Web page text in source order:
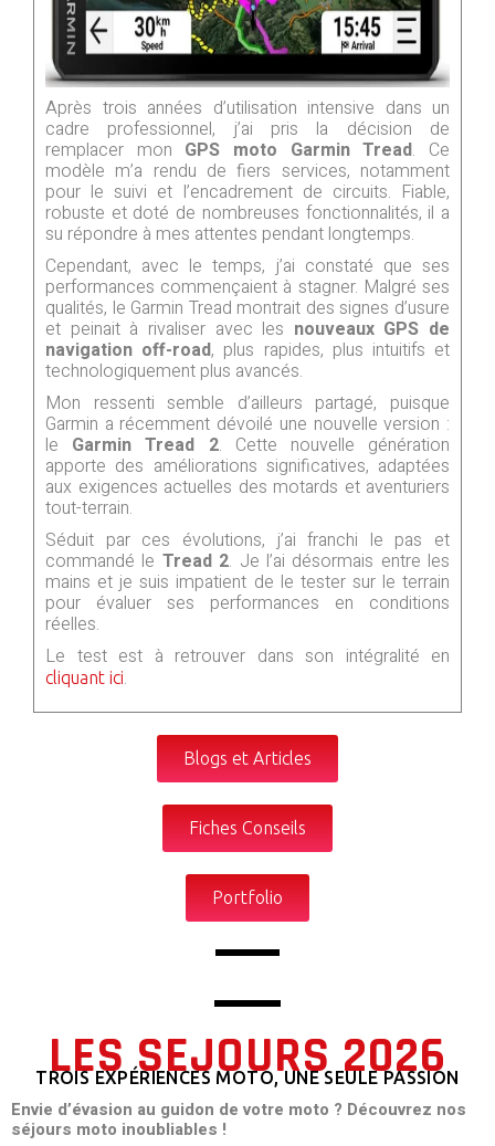
Après trois années d’utilisation intensive dans un
cadre professionnel, j’ai pris la décision de
remplacer mon GPS moto Garmin Tread. Ce
modèle m’a rendu de fiers services, notamment
pour le suivi et l’encadrement de circuits. Fiable,
robuste et doté de nombreuses fonctionnalités, il a
su répondre à mes attentes pendant longtemps.
Cependant, avec le temps, j’ai constaté que ses
performances commençaient à stagner. Malgré ses
qualités, le Garmin Tread montrait des signes d’usure
et peinait à rivaliser avec les nouveaux GPS de
navigation off-road, plus rapides, plus intuitifs et
technologiquement plus avancés.
Mon ressenti semble d’ailleurs partagé, puisque
Garmin a récemment dévoilé une nouvelle version :
le Garmin Tread 2. Cette nouvelle génération
apporte des améliorations significatives, adaptées
aux exigences actuelles des motards et aventuriers
tout-terrain.
Séduit par ces évolutions, j’ai franchi le pas et
commandé le Tread 2. Je l’ai désormais entre les
mains et je suis impatient de le tester sur le terrain
pour évaluer ses performances en conditions
réelles.
Le test est à retrouver dans son intégralité en
cliquant ici.
Blogs et Articles
Fiches Conseils
Portfolio
LES SEJOURS 2026
TROIS EXPÉRIENCES MOTO, UNE SEULE PASSION
Envie d’évasion au guidon de votre moto ? Découvrez nos
séjours moto inoubliables !